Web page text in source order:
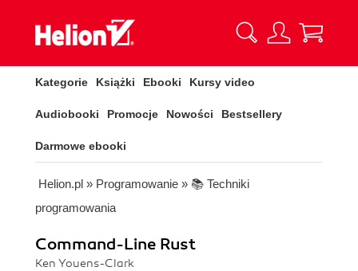
Kategorie Książki Ebooki Kursy video
Audiobooki Promocje Nowości Bestsellery
Darmowe ebooki
Helion.pl » Programowanie » 📚 Techniki
programowania
Command-Line Rust
Ken Youens-Clark